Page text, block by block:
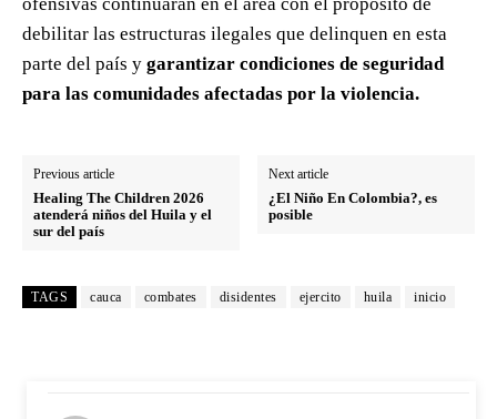
debilitar las estructuras ilegales que delinquen en esta
parte del país y garantizar condiciones de seguridad
para las comunidades afectadas por la violencia.
Previous article
Healing The Children 2026
atenderá niños del Huila y el
sur del país
Next article
¿El Niño En Colombia?, es
posible
TAGS cauca combates disidentes ejercito huila inicio